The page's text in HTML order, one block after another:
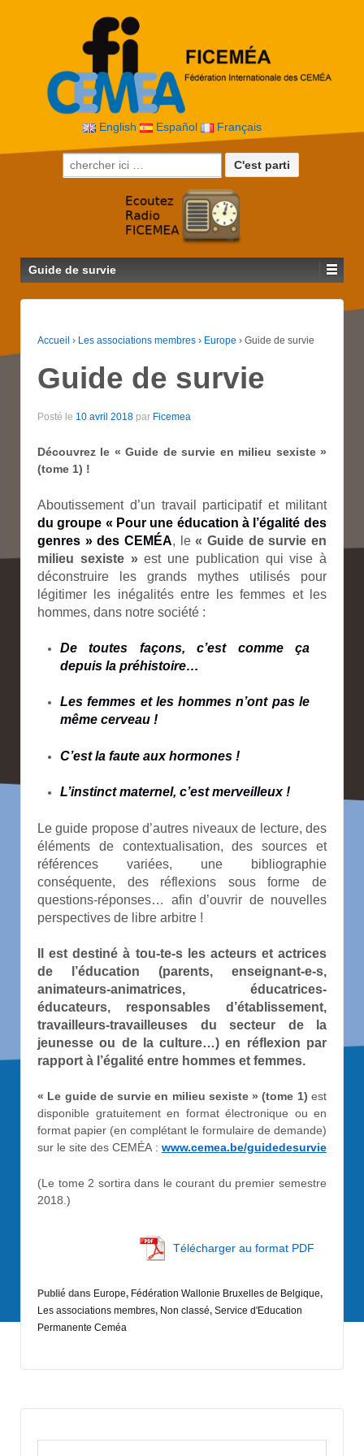
English Español Français
Recherche pour:
Guide de survie
Accueil › Les associations membres › Europe › Guide de survie
Guide de survie
Posté le 10 avril 2018 par Ficemea
Découvrez le « Guide de survie en milieu sexiste »
(tome 1) !
Aboutissement d’un travail participatif et militant
du groupe « Pour une éducation à l’égalité des
genres » des CEMÉA, le« Guide de survie en
milieu sexiste »est une publication qui vise à
déconstruire les grands mythes utilisés pour
légitimer les inégalités entre les femmes et les
hommes, dans notre société :
De toutes façons, c’est comme ça
depuis la préhistoire…
Les femmes et les hommes n’ont pas le
même cerveau !
C’est la faute aux hormones !
L’instinct maternel, c’est merveilleux !
Le guide propose d’autres niveaux de lecture, des
éléments de contextualisation, des sources et
références variées, une bibliographie
conséquente, des réflexions sous forme de
questions-réponses… afin d’ouvrir de nouvelles
perspectives de libre arbitre !
Il est destiné à tou-te-s les acteurs et actrices
de l’éducation (parents, enseignant‑e‑s,
animateurs-animatrices, éducatrices-
éducateurs, responsables d’établissement,
travailleurs-travailleuses du secteur de la
jeunesse ou de la culture…) en réflexion par
rapport à l’égalité entre hommes et femmes.
« Le guide de survie en milieu sexiste » (tome 1) est
disponible gratuitement en format électronique ou en
format papier (en complétant le formulaire de demande)
sur le site des CEMÉA : www.cemea.be/guidedesurvie
(Le tome 2 sortira dans le courant du premier semestre
2018.)
Télécharger au format PDF
Publié dans Europe, Fédération Wallonie Bruxelles de Belgique,
Les associations membres, Non classé, Service d'Education
Permanente Ceméa